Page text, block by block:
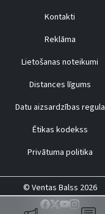
Kontakti
Reklāma
Lietošanas noteikumi
Distances līgums
Datu aizsardzības regula
Ētikas kodekss
Privātuma politika
© Ventas Balss 2026